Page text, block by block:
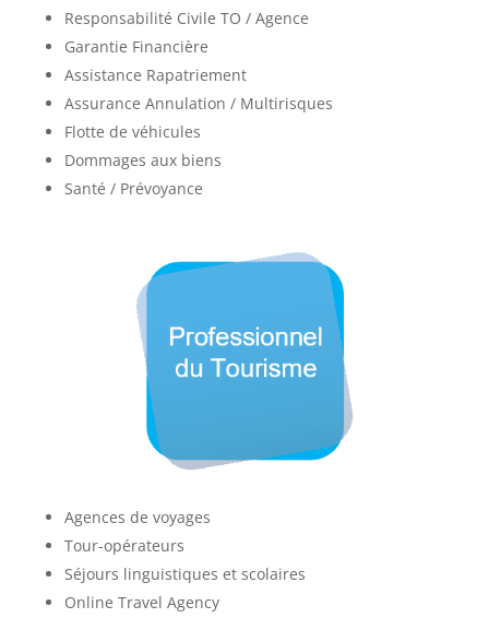
Responsabilité Civile TO / Agence
Garantie Financière
Assistance Rapatriement
Assurance Annulation / Multirisques
Flotte de véhicules
Dommages aux biens
Santé / Prévoyance
Agences de voyages
Tour-opérateurs
Séjours linguistiques et scolaires
Online Travel Agency